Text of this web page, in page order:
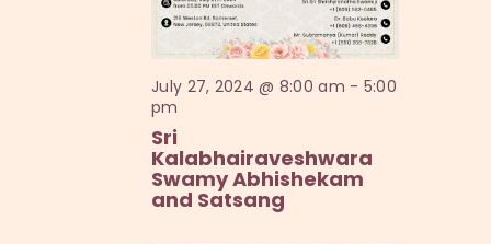
July 27, 2024 @ 8:00 am - 5:00
pm
Sri
Kalabhairaveshwara
Swamy Abhishekam
and Satsang